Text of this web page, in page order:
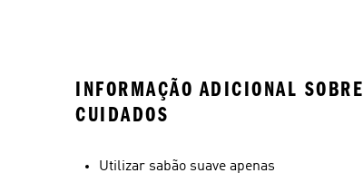
INFORMAÇÃO ADICIONAL SOBRE
CUIDADOS
Utilizar sabão suave apenas